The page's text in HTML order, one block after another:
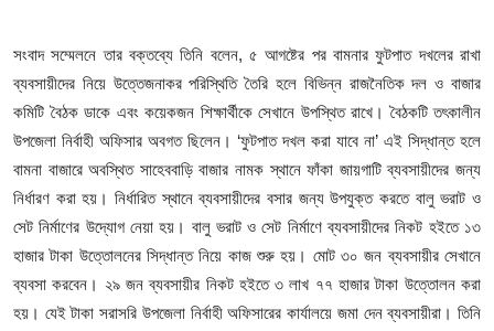
খুলনা বিভাগ
সিলেট বিভাগ
রংপুর বিভাগ
আইনি পরামর্শের
সংবাদ সম্মেলনে তার বক্তব্যে তিনি বলেন, ৫ আগষ্টের পর বামনার ফুটপাত দখলের রাখা
ব্যবসায়ীদের নিয়ে উত্তেজনাকর পরিস্থিতি তৈরি হলে বিভিন্ন রাজনৈতিক দল ও বাজার
কমিটি বৈঠক ডাকে এবং কয়েকজন শিক্ষার্থীকে সেখানে উপস্থিত রাখে। বৈঠকটি তৎকালীন
উপজেলা নির্বাহী অফিসার অবগত ছিলেন। ‘ফুটপাত দখল করা যাবে না’ এই সিদ্ধান্ত হলে
বামনা বাজারে অবস্থিত সাহেববাড়ি বাজার নামক স্থানে ফাঁকা জায়গাটি ব্যবসায়ীদের জন্য
নির্ধারণ করা হয়। নির্ধারিত স্থানে ব্যবসায়ীদের বসার জন্য উপযুক্ত করতে বালু ভরাট ও
সেট নির্মাণের উদ্যোগ নেয়া হয়। বালু ভরাট ও সেট নির্মাণে ব্যবসায়ীদের নিকট হইতে ১৩
হাজার টাকা উত্তোলনের সিদ্ধান্ত নিয়ে কাজ শুরু হয়। মোট ৩০ জন ব্যবসায়ীর সেখানে
ব্যবসা করবেন। ২৯ জন ব্যবসায়ীর নিকট হইতে ৩ লাখ ৭৭ হাজার টাকা উত্তোলন করা
হয়। যেই টাকা সরাসরি উপজেলা নির্বাহী অফিসারের কার্যালয়ে জমা দেন ব্যবসায়ীরা। তিনি